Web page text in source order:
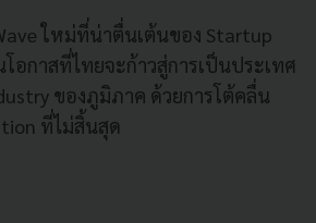
ใหม่ที่น่าตื่นเต้นของ Startup
อกาสที่ไทยจะก้าวสู่การเป็นประเทศ
ของภูมิภาค ด้วยการโต้คลื่น
ที่ไม่สิ้นสุด